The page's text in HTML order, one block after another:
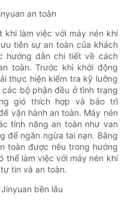
an toàn
khi làm việc với máy nén khí
tiên sự an toàn của khách
hướng dẫn chi tiết về cách
toàn. Trước khi khởi động
thực hiện kiểm tra kỹ lưỡng
bộ phận đều ở tình trạng
gió thích hợp và bảo trì
vận hành an toàn. Máy nén
tính năng an toàn như van
để ngăn ngừa tai nạn. Bằng
toàn được nêu trong hướng
thể làm việc với máy nén khí
tin và an toàn.
bền lâu